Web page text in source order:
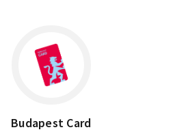
Budapest Card